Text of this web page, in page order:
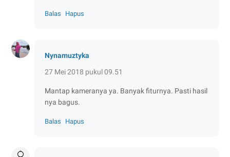
Balas Hapus
Nynamuztyka
27 Mei 2018 pukul 09.51
Mantap kameranya ya. Banyak fiturnya. Pasti hasil
nya bagus.
Balas Hapus